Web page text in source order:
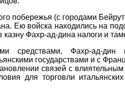
побережья (с городами
Ею войска находились на
казну Фахр-ад-дина налоги и
Фахр-ад-дин
государствами и с
связей с
для торговли